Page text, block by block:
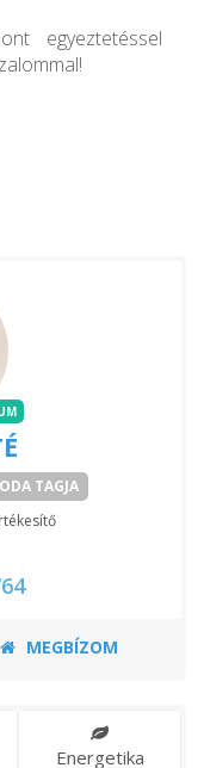
egyeztetéssel
TAGJA
MEGBÍZOM
Energetika